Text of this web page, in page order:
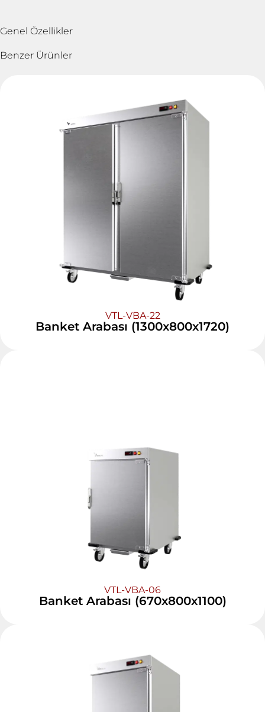
Genel Özellikler
Benzer Ürünler
VTL-VBA-22
Banket Arabası (1300x800x1720)
VTL-VBA-06
Banket Arabası (670x800x1100)